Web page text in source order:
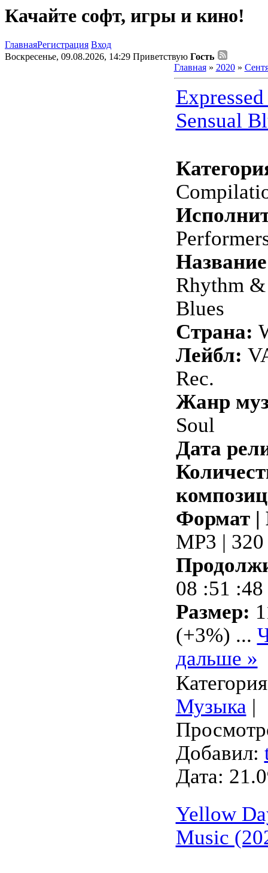
Качайте софт, игры и кино!
ГлавнаяРегистрация Вход
Воскресенье, 09.08.2026, 14:29 Приветствую Гость
Главная» 2020 »
Sensual
Rhythm &
Blues
Страна:
Лейбл:
Rec.
Жанр
Soul
Дата
Формат |
MP3 |
08 :51 :48
Размер:
(+3%) ...
дальше »
Музыка |
Добавил:
Дата:
Yellow
Music